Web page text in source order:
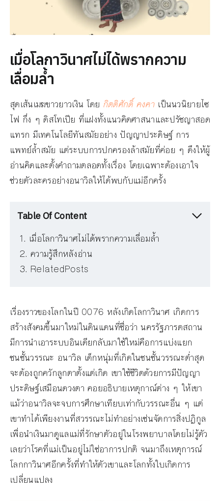
เมื่อโลกาวินาศไม่ได้พรากความ
เลื่อมล้ำ
สุดเส้นเมฆขาวยาวเงิน โดย กิตติศักดิ์ คงคาเป็นนวนิยายไซ
ไฟ กึ่ง ๆ ดิสโทเปีย ที่แฝงทั้งแนวคิดศาสนาและปรัชญาสอด
แทรก มีเทคโนโลยีทันสมัยอย่าง ปัญญาประดิษฐ์ การ
แพทย์ล้ำสมัย แต่ระบบการปกครองล้าสมัยที่ค่อย ๆ ดึงให้ผู้
อ่านคิดและตั้งคำถามตลอดทั้งเรื่อง โดยเฉพาะต้องเอาใจ
ช่วยตัวละครอย่างอนาวิลให้ได้พบกับแม่อีกครั้ง
Table Of Content
เมื่อโลกาวินาศไม่ได้พรากความเลื่อมล้ำ
ความรู้สึกหลังอ่าน
RelatedPosts
เรื่องราวของโลกในปี 0076 หลังเกิดโลกาวินาศ เกิดการ
สร้างสังคมขึ้นมาใหม่ในดินแดนที่ชื่อว่า นครรัฐภารตสถาน
มีการนำเอาระบบอินเดียกลับมาใช้ใหม่คือการแบ่งแยก
ชนชั้นวรรณะ อนาวิล เด็กหนุ่มที่เกิดในชนชั้นวรรณะต่ำสุด
จะต้องถูกควักลูกตาตั้งแต่เกิด เขาใช้ชีวิตด้วยการมีปัญญา
ประดิษฐ์เสมือนดวงตา คอยอธิบายเหตุกาณ์ต่าง ๆ ให้เขา
แม้ว่าอนาวิลจะจบการศึกษาเทียบเท่ากับวรรณะอื่น ๆ แต่
เขาทำได้เพียงงานที่สวรรณะไม่ทำอย่างเช่นจัดการสิ่งปฏิกูล
เพื่อนำเงินมาดูแลแม่ที่รักษาตัวอยู่ในโรงพยาบาลโดยไม่รู้ตัว
เลยว่าโรคที่แม่เป็นอยู่ไม่ใช่อาการปกติ จนมาถึงเหตุการณ์
โลกกาวินาศอีกครั้งที่ทำให้ตัวเขาและโลกทั้งใบเกิดการ
เปลี่ยนแปลง